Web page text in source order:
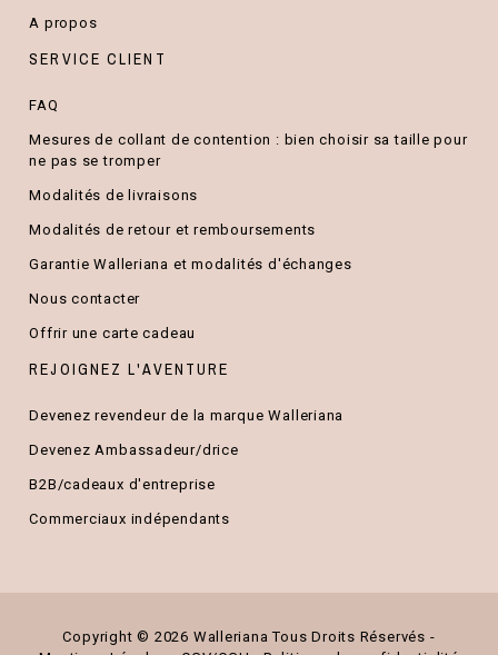
A propos
SERVICE CLIENT
FAQ
Mesures de collant de contention : bien choisir sa taille pour
ne pas se tromper
Modalités de livraisons
Modalités de retour et remboursements
Garantie Walleriana et modalités d'échanges
Nous contacter
Offrir une carte cadeau
REJOIGNEZ L'AVENTURE
Devenez revendeur de la marque Walleriana
Devenez Ambassadeur/drice
B2B/cadeaux d'entreprise
Commerciaux indépendants
Copyright © 2026 Walleriana Tous Droits Réservés -